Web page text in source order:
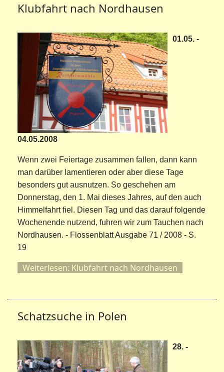
Klubfahrt nach Nordhausen
01.05. -
04.05.2008
Wenn zwei Feiertage zusammen fallen, dann kann
man darüber lamentieren oder aber diese Tage
besonders gut ausnutzen. So geschehen am
Donnerstag, den 1. Mai dieses Jahres, auf den auch
Himmelfahrt fiel. Diesen Tag und das darauf folgende
Wochenende nutzend, fuhren wir zum Tauchen nach
Nordhausen. - Flossenblatt Ausgabe 71 / 2008 - S.
19
Weiterlesen: Klubfahrt nach Nordhausen
Schatzsuche in Polen
28. -